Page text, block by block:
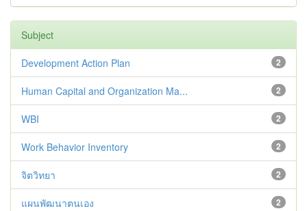
Subject
2
Development Action Plan
2
Human Capital and Organization Ma...
2
WBI
2
Work Behavior Inventory
2
จิตวิทยา
2
แผนพัฒนาตนเอง